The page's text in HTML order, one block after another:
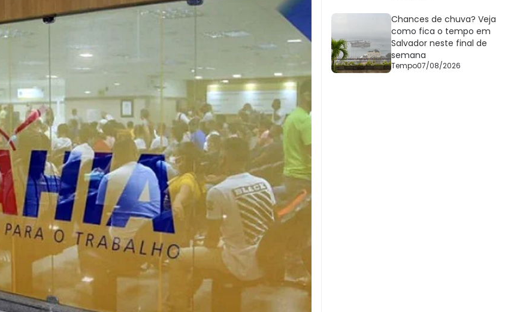
Chances de chuva? Veja
como fica o tempo em
Salvador neste final de
semana
Tempo07/08/2026